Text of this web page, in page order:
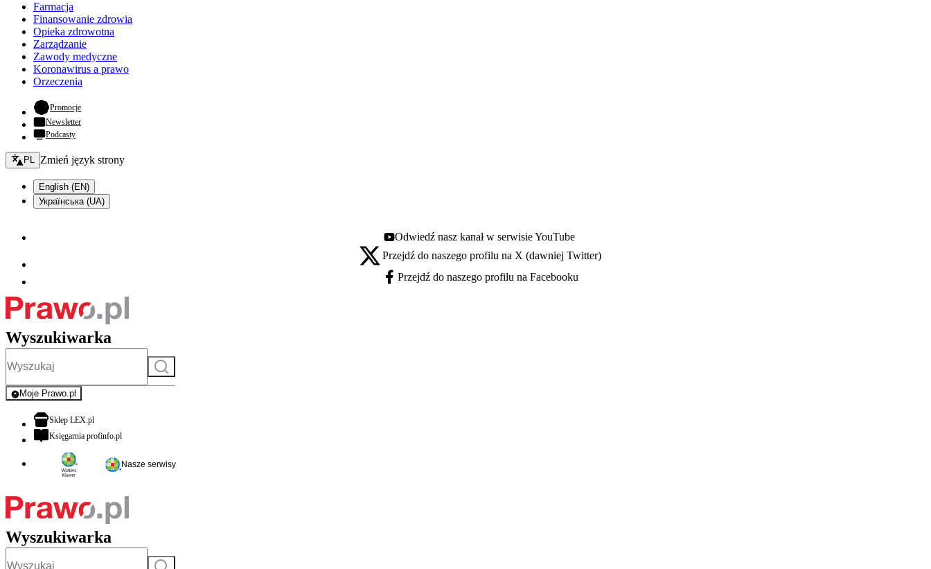
Farmacja
Finansowanie zdrowia
Opieka zdrowotna
Zarządzanie
Zawody medyczne
Koronawirus a prawo
Orzeczenia
Promocje- otwiera się w nowej karcie
Newsletter
Podcasty
Zmień język - bieżący:
PL Zmień język strony
English (EN)
Українська (UA)
Youtube - otwiera się w nowej karcie
Odwiedź nasz kanał w serwisie YouTube
X - otwiera się w nowej karcie
Przejdź do naszego profilu na X (dawniej Twitter)
Facebook - otwiera się w nowej karcie
Przejdź do naszego profilu na Facebooku
Wyszukiwarka
Szukaj
Moje Prawo.pl
- rejestracja i logowanie do serwisu
Sklep LEX.plotwiera się w nowej karcie
Księgarnia profinfo.plotwiera się w nowej karcie
Nasze serwisy
Wyszukiwarka
Szukaj